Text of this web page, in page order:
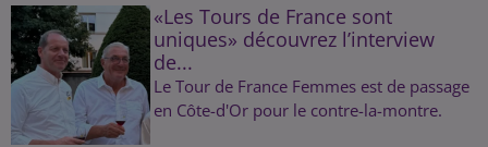
«Les Tours de France sont
uniques» découvrez l’interview
de...
Le Tour de France Femmes est de passage
en Côte-d'Or pour le contre-la-montre.